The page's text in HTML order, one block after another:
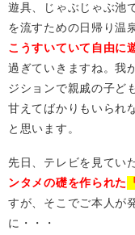
遊具、じゃぶじゃぶ池
を流すための日帰り温
こうすいていて自由に
過ぎていきますね。我
ジションで親戚の子ど
甘えてばかりもいられ
と思います。
先日、テレビを見てい
ンタメの礎を作られた
すが、そこでご本人が
に・・・